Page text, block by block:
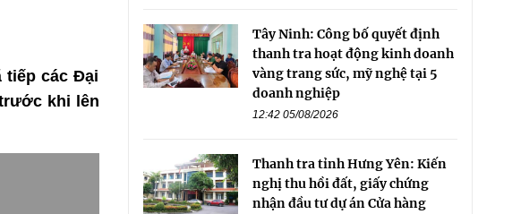
tiếp các Đại
khi lên
Tây Ninh: Công bố quyết định
thanh tra hoạt động kinh doanh
vàng trang sức, mỹ nghệ tại 5
doanh nghiệp
12:42 05/08/2026
Thanh tra tỉnh Hưng Yên: Kiến
nghị thu hồi đất, giấy chứng
nhận đầu tư dự án Cửa hàng